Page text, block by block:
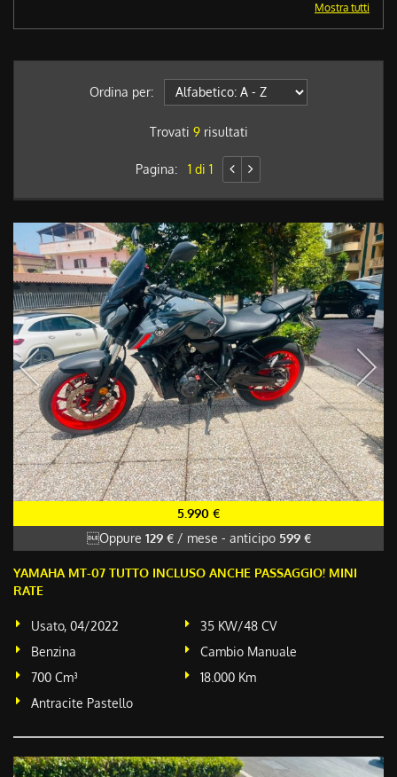
Mostra tutti
Ordina per:
Trovati 9risultati
Pagina:1 di 1
5.990 €
Oppure 129 €/ mese - anticipo 599 €
YAMAHA MT-07 TUTTO INCLUSO ANCHE PASSAGGIO! MINI
RATE
Usato, 04/2022
35 KW/48 CV
Benzina
Cambio Manuale
700 Cm³
18.000 Km
Antracite Pastello